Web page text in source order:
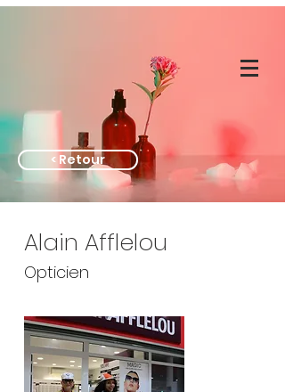
< Retour
Alain Afflelou
Opticien